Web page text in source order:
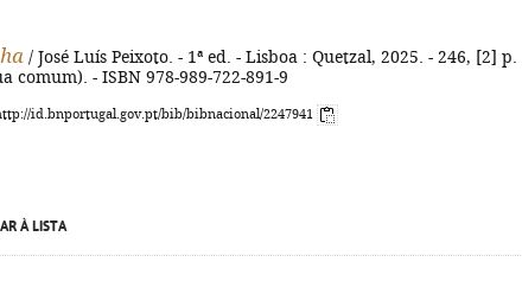
/ José Luís Peixoto. - 1ª ed. - Lisboa : Quetzal, 2025. - 246, [2] p.
comum). - ISBN 978-989-722-891-9
id.bnportugal.gov.pt/bib/bibnacional/2247941
À LISTA